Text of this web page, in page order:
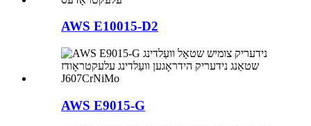
AWS E10015-D2
AWS E9015-G